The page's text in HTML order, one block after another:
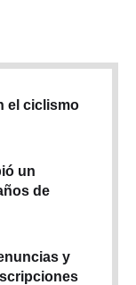
el ciclismo
un
de
y